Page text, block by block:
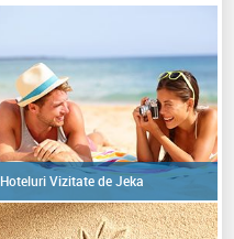
Hoteluri Vizitate de Jeka